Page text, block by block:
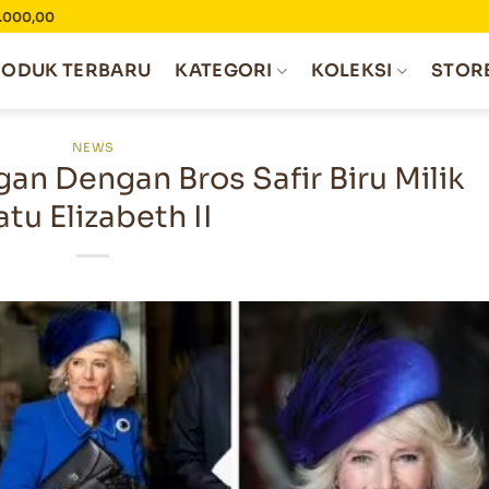
TERBARU KATEGORI KOLEKSI
NEWS
Dengan Bros Safir Biru Milik
Elizabeth II